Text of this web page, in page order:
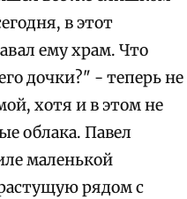
в этот
ему храм. Что
дочки?" - теперь не
хотя и в этом не
облака. Павел
маленькой
растущую рядом с